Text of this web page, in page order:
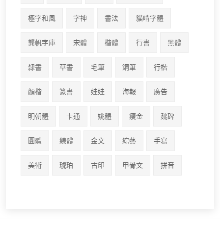
極字和風 字神 書法 貓啃字體
龔帆字庫 宋體 楷體 行書 黑體
隸書 草書 毛筆 鋼筆 行楷
顏楷 篆書 娃娃 海報 廣告
明朝體 卡通 姚體 瘦金 魏碑
圓體 線體 金文 綜藝 手寫
美術 琥珀 古印 甲骨文 拼音